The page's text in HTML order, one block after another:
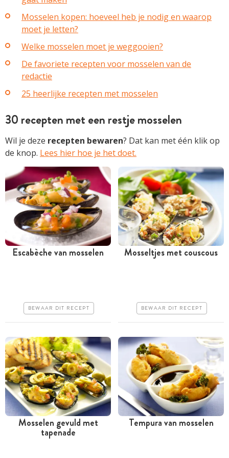
Mosselen kopen: hoeveel heb je nodig en waarop
moet je letten?
Welke mosselen moet je weggooien?
De favoriete recepten voor mosselen van de
redactie
25 heerlijke recepten met mosselen
30 recepten met een restje mosselen
Wil je deze recepten bewaren? Dat kan met één klik op
de knop. Lees hier hoe je het doet.
Erg makkelijk
Escabèche van mosselen
BEWAAR DIT RECEPT
Mosseltjes met couscous
BEWAAR DIT RECEPT
Minder dan 30 minuten
Mosselen gevuld met
tapenade
Tempura van mosselen